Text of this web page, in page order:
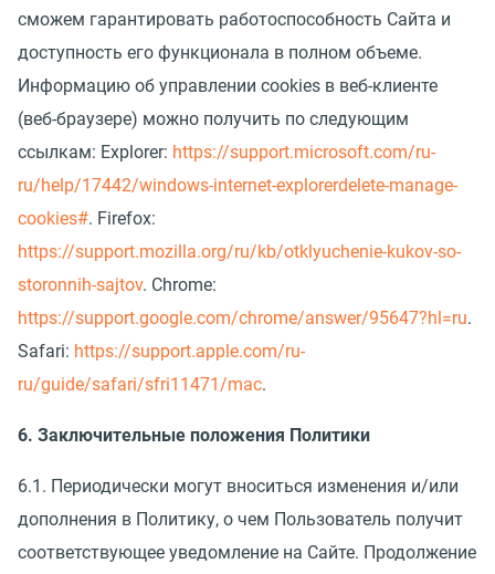
сможем гарантировать работоспособность Сайта и
доступность его функционала в полном объеме.
Информацию об управлении cookies в веб-клиенте
(веб-браузере) можно получить по следующим
ссылкам: Explorer: https://support.microsoft.com/ru-
ru/help/17442/windows-internet-explorerdelete-manage-
cookies#. Firefox:
https://support.mozilla.org/ru/kb/otklyuchenie-kukov-so-
storonnih-sajtov. Chrome:
https://support.google.com/chrome/answer/95647?hl=ru.
Safari: https://support.apple.com/ru-
ru/guide/safari/sfri11471/mac.
6. Заключительные положения Политики
6.1. Периодически могут вноситься изменения и/или
дополнения в Политику, о чем Пользователь получит
соответствующее уведомление на Сайте. Продолжение